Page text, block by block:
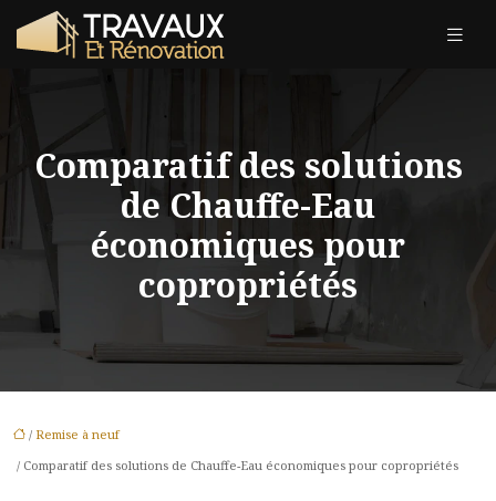
Comparatif des solutions
de Chauffe-Eau
économiques pour
copropriétés
/ Remise à neuf
/ Comparatif des solutions de Chauffe-Eau économiques pour copropriétés